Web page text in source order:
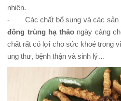
nhiên.
- Các chất bổ sung và các sản
đông trùng hạ thảongày càng
chất rất có lợi cho sức khoẻ trong
ung thư, bệnh thận và sinh lý…